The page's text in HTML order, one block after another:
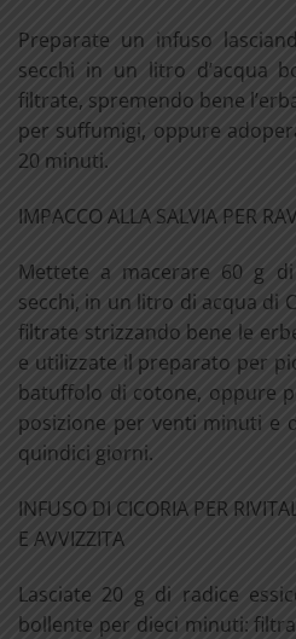
Preparate un infuso
secchi in un litro d’acqua
filtrate, spremendo bene
per suffumigi, oppure
20 minuti.
IMPACCO ALLA SALVIA PER
Mettete a macerare 60 g
secchi, in un litro di acqua di
filtrate strizzando bene le
e utilizzate il preparato per
batuffolo di cotone, oppure
posizione per venti minuti e
quindici giorni.
INFUSO DI CICORIA PER
E AVVIZZITA
Lasciate 20 g di radice
bollente per dieci minuti: